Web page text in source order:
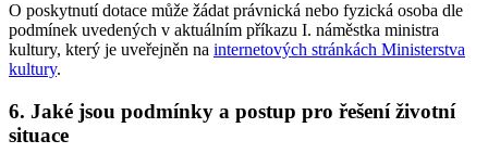
O poskytnutí dotace může žádat právnická nebo fyzická osoba dle
podmínek uvedených v aktuálním příkazu I. náměstka ministra
kultury, který je uveřejněn na internetových stránkách Ministerstva
kultury.
6. Jaké jsou podmínky a postup pro řešení životní
situace